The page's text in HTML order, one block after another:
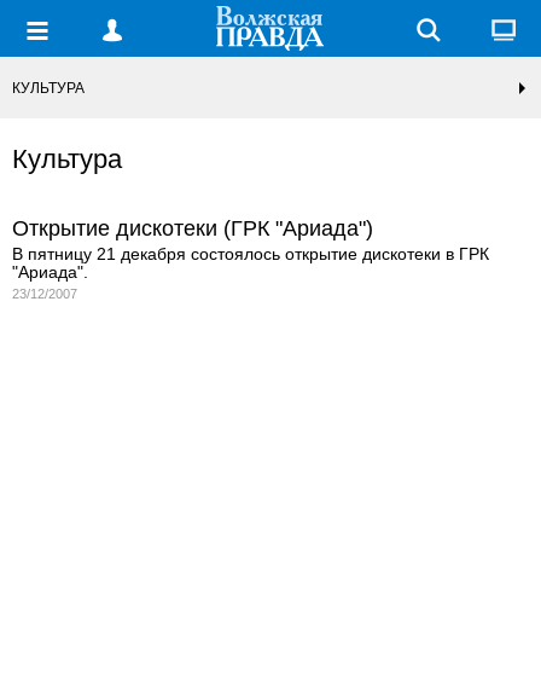
КУЛЬТУРА
Культура
Открытие дискотеки (ГРК "Ариада")
В пятницу 21 декабря состоялось открытие дискотеки в ГРК
"Ариада".
23/12/2007